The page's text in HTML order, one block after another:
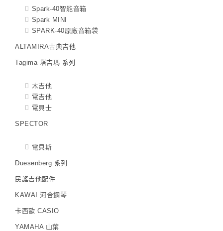
Spark-40智能音箱
Spark MINI
SPARK-40原廠音箱袋
ALTAMIRA古典吉他
Tagima 塔吉瑪 系列
木吉他
電吉他
電貝士
SPECTOR
電貝斯
Duesenberg 系列
民謠吉他配件
KAWAI 河合鋼琴
卡西歐 CASIO
YAMAHA 山葉